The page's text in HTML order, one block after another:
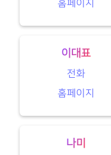
홈페이지
이대표
전화
홈페이지
나미